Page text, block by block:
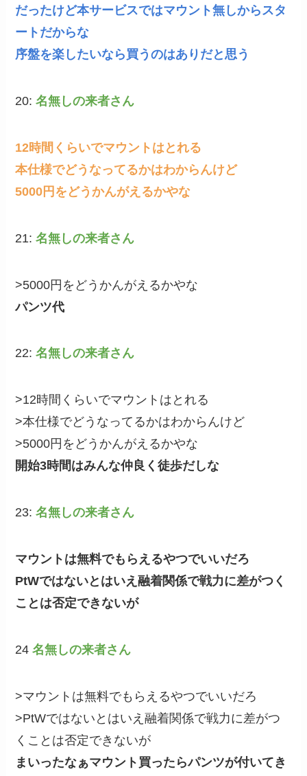
だったけど本サービスではマウント無しからスタ
ートだからな
序盤を楽したいなら買うのはありだと思う
20:名無しの来者さん
12時間くらいでマウントはとれる
本仕様でどうなってるかはわからんけど
5000円をどうかんがえるかやな
21:名無しの来者さん
>5000円をどうかんがえるかやな
パンツ代
22:名無しの来者さん
>12時間くらいでマウントはとれる
>本仕様でどうなってるかはわからんけど
>5000円をどうかんがえるかやな
開始3時間はみんな仲良く徒歩だしな
23:名無しの来者さん
マウントは無料でもらえるやつでいいだろ
PtWではないとはいえ融着関係で戦力に差がつく
ことは否定できないが
24名無しの来者さん
>マウントは無料でもらえるやつでいいだろ
>PtWではないとはいえ融着関係で戦力に差がつ
くことは否定できないが
まいったなぁマウント買ったらパンツが付いてき